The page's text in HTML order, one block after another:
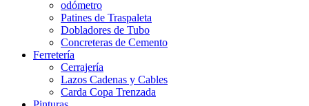
odómetro
Patines de Traspaleta
Dobladores de Tubo
Concreteras de Cemento
Ferretería
Cerrajería
Lazos Cadenas y Cables
Carda Copa Trenzada